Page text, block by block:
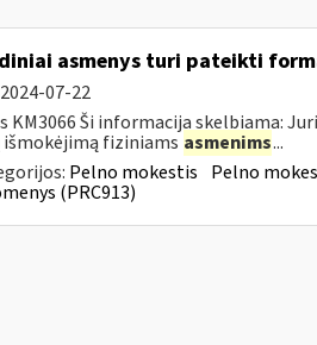
asmenys turi pateikti
2024-07-22
KM3066 Ši informacija skelbiama:
fiziniams asmenims...
Pelno mokestis Pelno
(PRC913)